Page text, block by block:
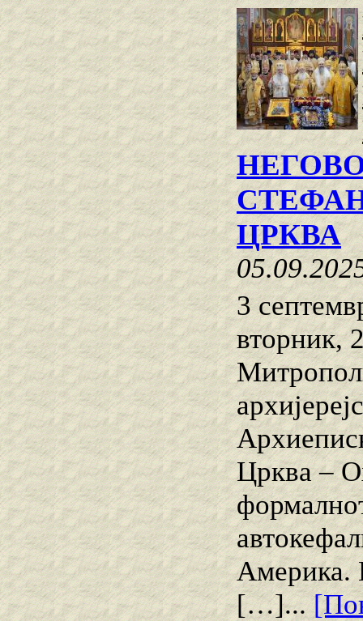
ЦРКВА
3
вторник,
Црква –
Америка.
[…]...